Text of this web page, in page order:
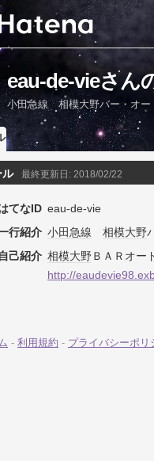
eau-de-vieさん
小田急線 相模大野バー・オー
ル 最終更新日: 2018/02/22
てなID eau-de-vie
行紹介 小田急線 相模大野
自己紹介 相模大野 ＢＡＲオー
http://
- 利用規約 - プライバシーポリ